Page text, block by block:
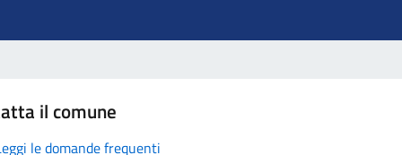
il comune
le domande frequenti